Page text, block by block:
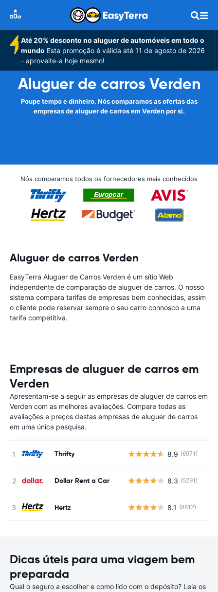
Até 20% desconto no aluguer de automóveis em todo o
mundo Esta promoção é válida até 11 de agosto de 2026
- aproveite-a hoje mesmo!
Aluguer de carros Verden
Poupe tempo e dinheiro. Nós comparamos as ofertas das
empresas de aluguer de carros em Verden por si.
Nós comparamos todos os fornecedores mais conhecidos
Aluguer de carros Verden
EasyTerra Aluguer de Carros Verden é um sítio Web
independente de comparação de aluguer de carros. O nosso
sistema compara tarifas de empresas bem conhecidas, assim
o cliente pode reservar sempre o seu carro connosco a uma
tarifa competitiva.
Empresas de aluguer de carros em
Verden
Apresentam-se a seguir as empresas de aluguer de carros em
Verden com as melhores avaliações. Compare todas as
avaliações e preços destas empresas de aluguer de carros
em uma única pesquisa.
Thrifty 8.9 (6971)
Dollar Rent a Car 8.3 (5291)
Hertz 8.1 (8812)
Dicas úteis para uma viagem bem
preparada
Qual o seguro a escolher e como lido com o depósito? Leia os